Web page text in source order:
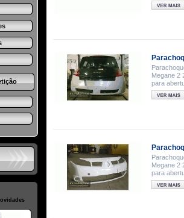
Megane 2
para
Megane 2
para